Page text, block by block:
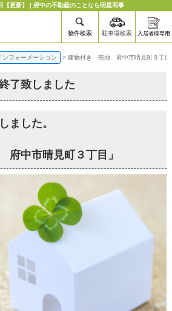
更新】 | 府中の不動産のことなら明星商事
物件検索 駐車場検索 入居者様専用
ンフォーメーション > 建物付き 売地 府中市晴見町３丁目
致しました
ました。
中市晴見町３丁目」